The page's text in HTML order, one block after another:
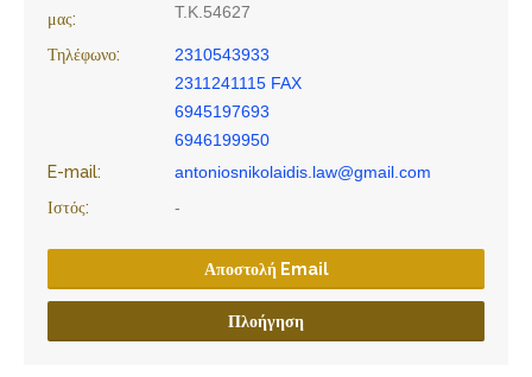
μας:
Τ.Κ.54627
Τηλέφωνο:
2310543933
2311241115 FAX
6945197693
6946199950
E-mail:
antoniosnikolaidis.law@gmail.com
Ιστός:
-
Αποστολή Email
Πλοήγηση